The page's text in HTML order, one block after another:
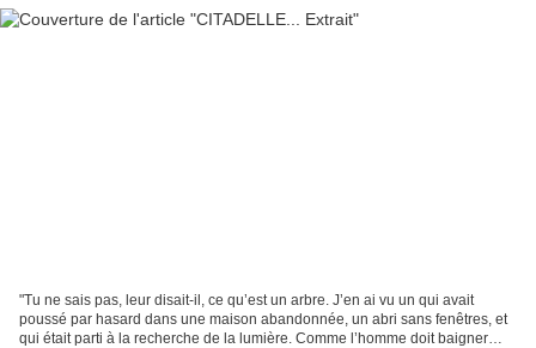
"Tu ne sais pas, leur disait-il, ce qu’est un arbre. J’en ai vu un qui avait
poussé par hasard dans une maison abandonnée, un abri sans fenêtres, et
qui était parti à la recherche de la lumière. Comme l’homme doit baigner